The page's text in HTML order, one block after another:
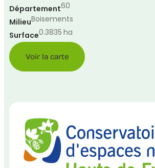
Département60
MilieuBoisements
Surface0.3835 ha
Voir la carte